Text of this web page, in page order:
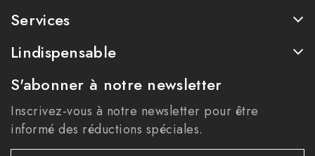
Services
Lindispensable
S'abonner à notre newsletter
Inscrivez-vous à notre newsletter pour être
informé des réductions spéciales.